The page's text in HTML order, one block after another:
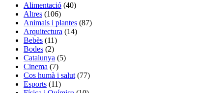
Alimentació (40)
Altres (106)
Animals i plantes (87)
Arquitectura (14)
Bebès (11)
Bodes (2)
Catalunya (5)
Cinema (7)
Cos humà i salut (77)
Esports (11)